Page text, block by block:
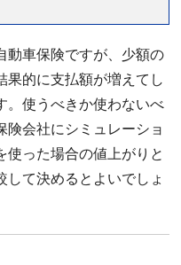
動車保険ですが、少額の
果的に支払額が増えてし
。使うべきか使わないべ
険会社にシミュレーショ
使った場合の値上がりと
して決めるとよいでしょ